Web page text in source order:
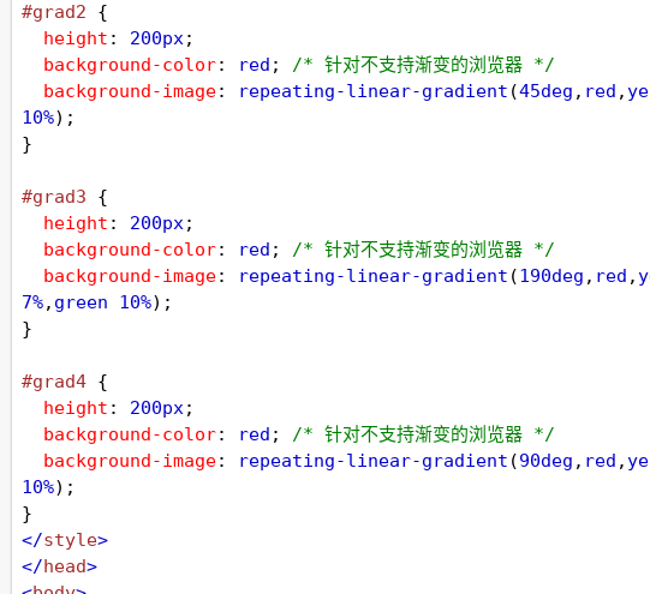
#grad2 {
height : 200px;
background-color: red ; /* 针对不支持渐变的浏览器 */
background-image: repeating-linear-gradient (45deg , red ,
10%);
}
#grad3 {
height : 200px;
background-color: red ; /* 针对不支持渐变的浏览器 */
background-image: repeating-linear-gradient (190deg , red ,
7%, green 10%);
}
#grad4 {
height : 200px;
background-color: red ; /* 针对不支持渐变的浏览器 */
background-image: repeating-linear-gradient (90deg , red ,
10%);
}
</style>
</head>